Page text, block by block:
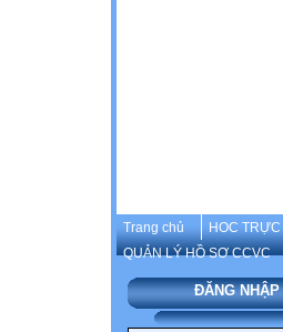
Trang chủ HOC TRỰC
QUẢN LÝ HỒ SƠ CCVC
ĐĂNG NHẬP